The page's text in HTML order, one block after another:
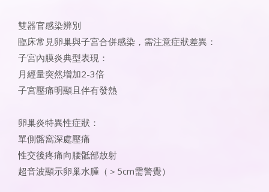
雙器官感染辨別
臨床常見卵巢與子宮合併感染，需注意症狀差異：
子宮內膜炎典型表現：
月經量突然增加2-3倍
子宮壓痛明顯且伴有發熱
卵巢炎特異性症狀：
單側髂窩深處壓痛
性交後疼痛向腰骶部放射
超音波顯示卵巢水腫（＞5cm需警覺）